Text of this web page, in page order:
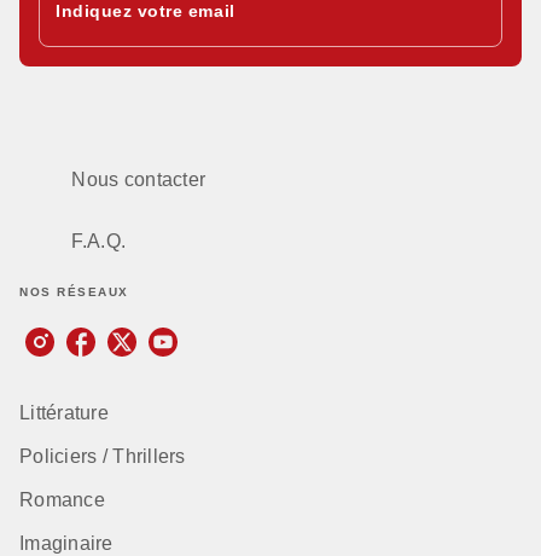
Indiquez votre email
Nous contacter
F.A.Q.
NOS RÉSEAUX
Littérature
Policiers / Thrillers
Romance
Imaginaire